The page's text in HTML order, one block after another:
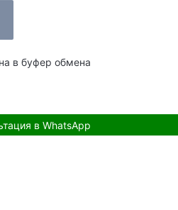
в буфер обмена
в WhatsApp